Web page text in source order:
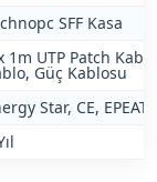
SFF Kasa
1m UTP Patch
Güç Kablosu
Star, CE, EPEAT,